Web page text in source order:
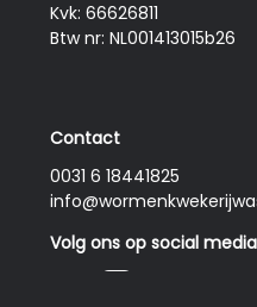
Kvk: 66626811
Btw nr: NL001413015b26
Contact
0031 6 18441825
Volg ons op social media